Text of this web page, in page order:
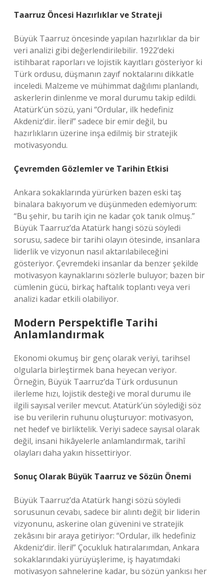
Taarruz Öncesi Hazırlıklar ve Strateji
Büyük Taarruz öncesinde yapılan hazırlıklar da bir
veri analizi gibi değerlendirilebilir. 1922’deki
istihbarat raporları ve lojistik kayıtları gösteriyor ki
Türk ordusu, düşmanın zayıf noktalarını dikkatle
inceledi. Malzeme ve mühimmat dağılımı planlandı,
askerlerin dinlenme ve moral durumu takip edildi.
Atatürk’ün sözü, yani “Ordular, ilk hedefiniz
Akdeniz’dir. İleri!” sadece bir emir değil, bu
hazırlıkların üzerine inşa edilmiş bir stratejik
motivasyondu.
Çevremden Gözlemler ve Tarihin Etkisi
Ankara sokaklarında yürürken bazen eski taş
binalara bakıyorum ve düşünmeden edemiyorum:
“Bu şehir, bu tarih için ne kadar çok tanık olmuş.”
Büyük Taarruz’da Atatürk hangi sözü söyledi
sorusu, sadece bir tarihi olayın ötesinde, insanlara
liderlik ve vizyonun nasıl aktarılabileceğini
gösteriyor. Çevremdeki insanlar da benzer şekilde
motivasyon kaynaklarını sözlerle buluyor; bazen bir
cümlenin gücü, birkaç haftalık toplantı veya veri
analizi kadar etkili olabiliyor.
Modern Perspektifle Tarihi
Anlamlandırmak
Ekonomi okumuş bir genç olarak veriyi, tarihsel
olgularla birleştirmek bana heyecan veriyor.
Örneğin, Büyük Taarruz’da Türk ordusunun
ilerleme hızı, lojistik desteği ve moral durumu ile
ilgili sayısal veriler mevcut. Atatürk’ün söylediği söz
ise bu verilerin ruhunu oluşturuyor: motivasyon,
net hedef ve birliktelik. Veriyi sadece sayısal olarak
değil, insani hikâyelerle anlamlandırmak, tarihî
olayları daha yakın hissettiriyor.
Sonuç Olarak Büyük Taarruz ve Sözün Önemi
Büyük Taarruz’da Atatürk hangi sözü söyledi
sorusunun cevabı, sadece bir alıntı değil; bir liderin
vizyonunu, askerine olan güvenini ve stratejik
zekâsını bir araya getiriyor: “Ordular, ilk hedefiniz
Akdeniz’dir. İleri!” Çocukluk hatıralarımdan, Ankara
sokaklarındaki yürüyüşlerime, iş hayatımdaki
motivasyon sahnelerine kadar, bu sözün yankısı her